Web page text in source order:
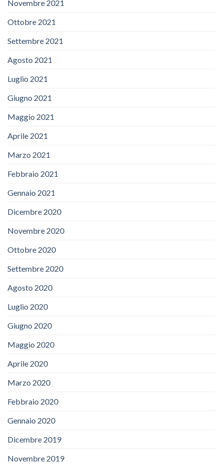
Novembre 2021
Ottobre 2021
Settembre 2021
Agosto 2021
Luglio 2021
Giugno 2021
Maggio 2021
Aprile 2021
Marzo 2021
Febbraio 2021
Gennaio 2021
Dicembre 2020
Novembre 2020
Ottobre 2020
Settembre 2020
Agosto 2020
Luglio 2020
Giugno 2020
Maggio 2020
Aprile 2020
Marzo 2020
Febbraio 2020
Gennaio 2020
Dicembre 2019
Novembre 2019